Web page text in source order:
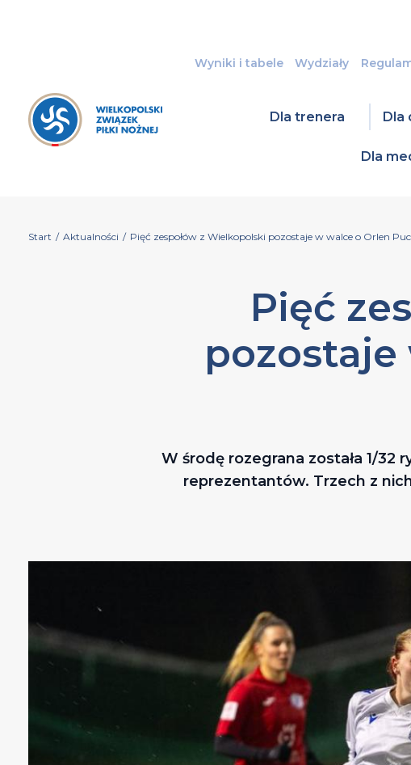
Wyniki i tabele Wydziały
Dla trenera Dla
Dla
Start / Aktualności / Pięć zespołów z Wielkopolski pozostaje w walce o Orlen
Pięć
W środę rozegrana została 1/32
reprezentantów. Trzech z